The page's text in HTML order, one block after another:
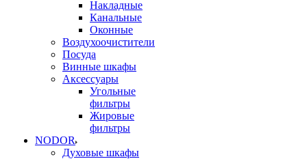
Накладные
Канальные
Оконные
Воздухоочистители
Посуда
Винные шкафы
Аксессуары
Угольные
фильтры
Жировые
фильтры
NODOR
Духовые шкафы